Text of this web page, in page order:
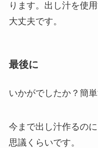
ります。出し汁を使
大丈夫です。
最後に
いかがでしたか？簡
今まで出し汁作るの
思議くらいです。